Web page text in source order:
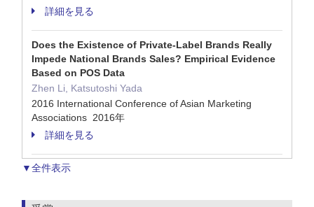
詳細を見る
Does the Existence of Private-Label Brands Really
Impede National Brands Sales? Empirical Evidence
Based on POS Data
Zhen Li, Katsutoshi Yada
2016 International Conference of Asian Marketing
Associations 2016年
詳細を見る
▼全件表示